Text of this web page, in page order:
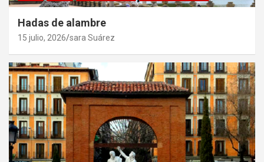
Hadas de alambre
15 julio, 2026 sara Suárez